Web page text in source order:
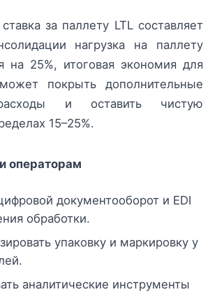
за паллету LTL составляет
нагрузка на паллету
на 25%, итоговая экономия для
покрыть дополнительные
и оставить чистую
15–25%.
операторам
документооборот и EDI
обработки.
упаковку и маркировку у
аналитические инструменты